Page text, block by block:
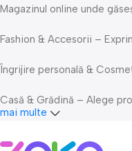
Magazinul online unde
Fashion & Accesorii –
Îngrijire personală &
Casă & Grădină – Alege
mai multe